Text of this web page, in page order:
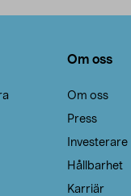
Om oss
Om oss
Press
Investerare
Hållbarhet
Karriär